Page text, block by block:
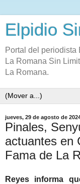
Elpidio
Portal del periodista
La Romana Sin
La Romana.
jueves, 29 de agosto de
Pinales,
actuantes en
Fama de La
Reyes informa